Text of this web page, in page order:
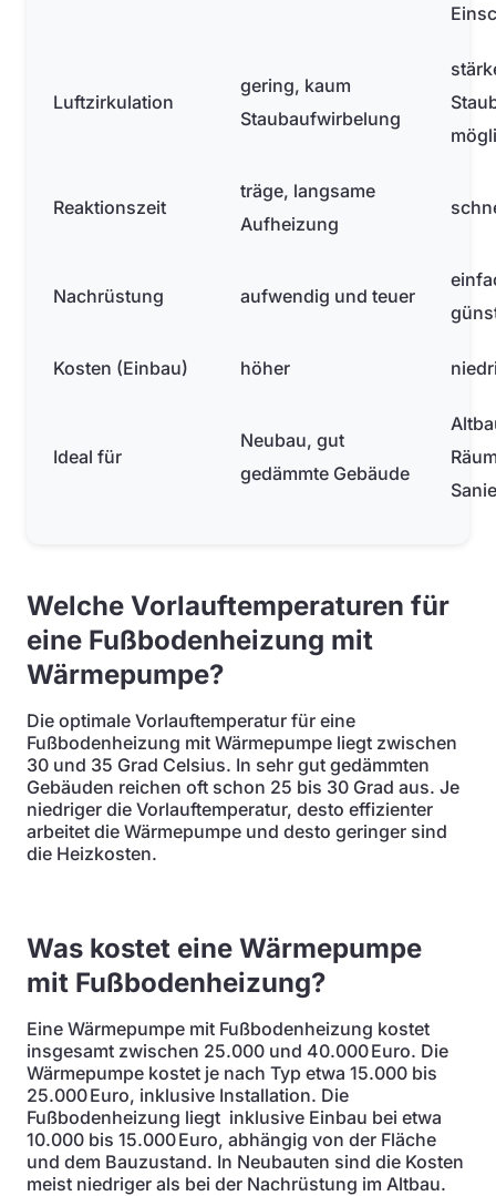
Luftzirkulation
gering, kaum
Staubaufwirbelung
Reaktionszeit
träge, langsame
Aufheizung
Nachrüstung aufwendig und teuer
Kosten (Einbau) höher
Ideal für
Neubau, gut
gedämmte Gebäude
Welche Vorlauftemperaturen für
eine Fußbodenheizung mit
Wärmepumpe?
Die optimale Vorlauftemperatur für eine
Fußbodenheizung mit Wärmepumpe liegt zwischen
30 und 35 Grad Celsius. In sehr gut gedämmten
Gebäuden reichen oft schon 25 bis 30 Grad aus. Je
niedriger die Vorlauftemperatur, desto effizienter
arbeitet die Wärmepumpe und desto geringer sind
die Heizkosten.
Was kostet eine Wärmepumpe
mit Fußbodenheizung?
Eine Wärmepumpe mit Fußbodenheizung kostet
insgesamt zwischen 25.000 und 40.000 Euro. Die
Wärmepumpe kostet je nach Typ etwa 15.000 bis
25.000 Euro, inklusive Installation. Die
Fußbodenheizung liegt inklusive Einbau bei etwa
10.000 bis 15.000 Euro, abhängig von der Fläche
und dem Bauzustand. In Neubauten sind die Kosten
meist niedriger als bei der Nachrüstung im Altbau.